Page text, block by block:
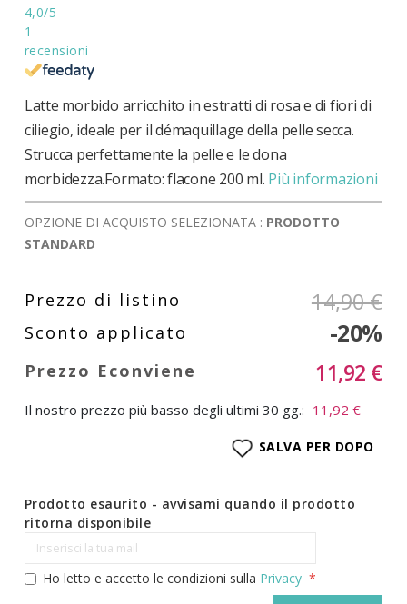
4,0/5
1
recensioni
Latte morbido arricchito in estratti di rosa e di fiori di
ciliegio, ideale per il démaquillage della pelle secca.
Strucca perfettamente la pelle e le dona
morbidezza.Formato: flacone 200 ml. Più informazioni
OPZIONE DI ACQUISTO SELEZIONATA : PRODOTTO
STANDARD
14,90 €
-20%
11,92 €
Il nostro prezzo più basso degli ultimi 30 gg.: 11,92 €
SALVA PER DOPO
Prodotto esaurito - avvisami quando il prodotto
ritorna disponibile
Ho letto e accetto le condizioni sulla Privacy